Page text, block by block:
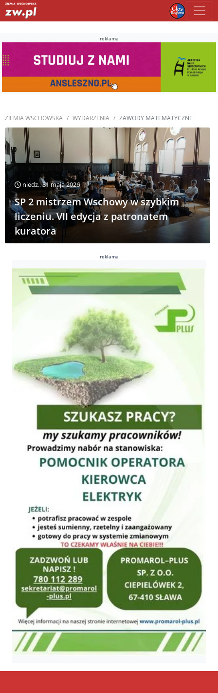
reklama
ZIEMIA WSCHOWSKA WYDARZENIA ZAWODY MATEMATYCZNE
niedz., 31 maja 2026
SP 2 mistrzem Wschowy w szybkim
liczeniu. VII edycja z patronatem
kuratora
reklama